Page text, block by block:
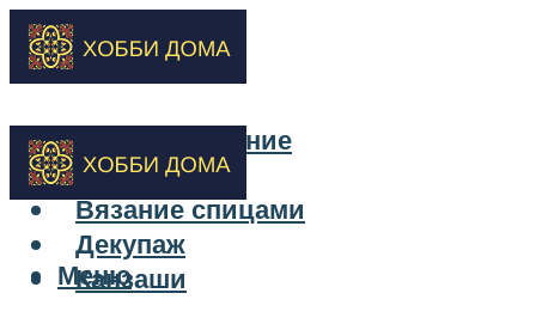
Бисероплетение
Вышивка
Вязание спицами
Декупаж
Канзаши
Меню